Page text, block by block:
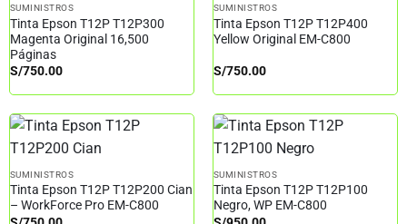
SUMINISTROS
Tinta Epson T12P T12P300
Magenta Original 16,500
Páginas
S/750.00
SUMINISTROS
Tinta Epson T12P T12P400
Yellow Original EM-C800
S/750.00
SUMINISTROS
Tinta Epson T12P T12P200 Cian
– WorkForce Pro EM-C800
SUMINISTROS
Tinta Epson T12P T12P100
Negro, WP EM-C800